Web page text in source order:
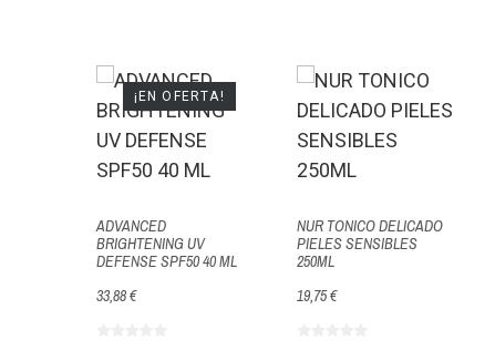
ADVANCED
BRIGHTENING UV
DEFENSE SPF50 40 ML
33,88 €
¡EN OFERTA!
NUR TONICO DELICADO
PIELES SENSIBLES
250ML
19,75 €